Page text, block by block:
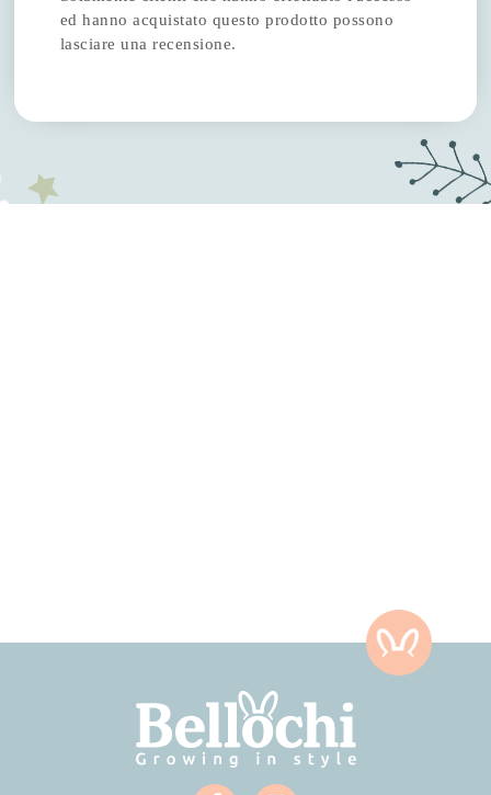
ed hanno acquistato questo prodotto possono
lasciare una recensione.